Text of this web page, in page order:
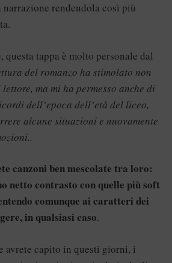
narrazione rendendola così più
questa tappa è molto personale dal
del romanzo ha stimolato non
ma mi ha permesso anche di
dell’epoca dell’età del liceo,
alcune situazioni e nuovamente
canzoni ben mescolate tra loro:
netto contrasto con quelle più soft
comunque ai caratteri dei
in qualsiasi caso.
avrete capito in questi giorni, i